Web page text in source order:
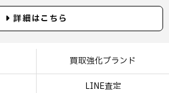
詳細はこちら
買取強化ブランド
LINE査定